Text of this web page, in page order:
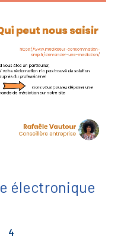
électronique
4